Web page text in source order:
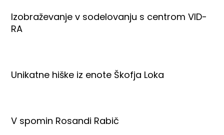
Izobraževanje v sodelovanju s centrom VID-
RA
Unikatne hiške iz enote Škofja Loka
V spomin Rosandi Rabič